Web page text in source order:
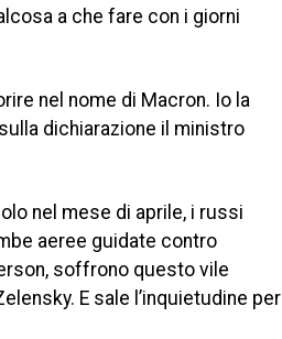
a che fare con i giorni
nel nome di Macron. Io la
dichiarazione il ministro
nel mese di aprile, i russi
aeree guidate contro
soffrono questo vile
E sale l’inquietudine per